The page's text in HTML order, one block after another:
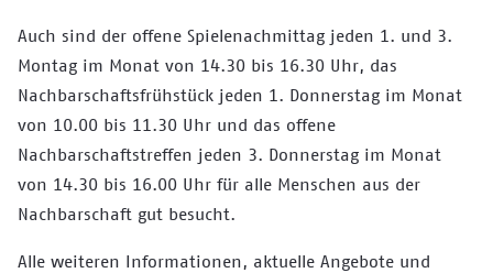
Auch sind der offene Spielenachmittag jeden 1. und 3.
Montag im Monat von 14.30 bis 16.30 Uhr, das
Nachbarschaftsfrühstück jeden 1. Donnerstag im Monat
von 10.00 bis 11.30 Uhr und das offene
Nachbarschaftstreffen jeden 3. Donnerstag im Monat
von 14.30 bis 16.00 Uhr für alle Menschen aus der
Nachbarschaft gut besucht.
Alle weiteren Informationen, aktuelle Angebote und